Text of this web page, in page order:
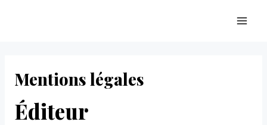
Mentions légales
Éditeur